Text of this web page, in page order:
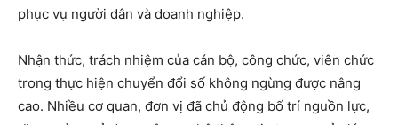
phục vụ người dân và doanh nghiệp.
Nhận thức, trách nhiệm của cán bộ, công chức, viên chức
trong thực hiện chuyển đổi số không ngừng được nâng
cao. Nhiều cơ quan, đơn vị đã chủ động bố trí nguồn lực,